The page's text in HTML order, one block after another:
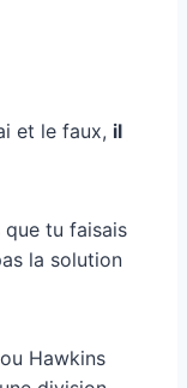
et le faux, il
que tu faisais
la solution
Hawkins